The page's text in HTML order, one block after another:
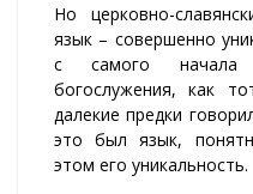
Но церковно-
язык – совершенно
с самого начала
богослужения, как
далекие предки
это был язык,
этом его уникальность.